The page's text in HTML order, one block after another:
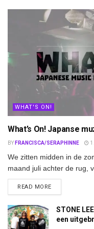
WHAT'S ON!
What’s On! Japanse
BY FRANCISCA/SERAPHINNE 1
We zitten midden in de
maand juli achter de rug,
READ MOREDETAILS
STONE
een